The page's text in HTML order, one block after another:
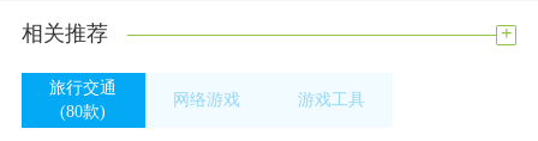
新接入多家充电运营商,充电更加便利~！
修复了页面中的一些小bug,提升用户体验~！
感谢您使用电动生活APP！
相关推荐 +
旅行交通
(80款)
网络游戏
游戏工具